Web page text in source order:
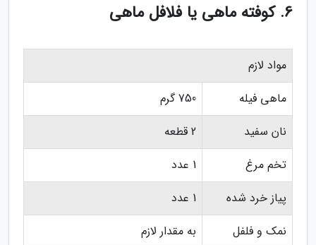
6. کوفته ماهی یا فلافل ماهی
مواد لازم
ماهی فیله
750 گرم
نان سفید
2 قطعه
تخم مرغ
1 عدد
پیاز خرد شده
1 عدد
نمک و فلفل
به مقدار لازم